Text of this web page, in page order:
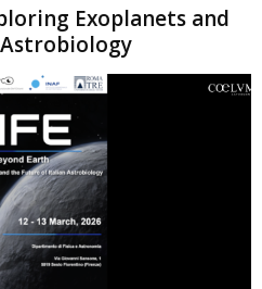
Exoplanets and